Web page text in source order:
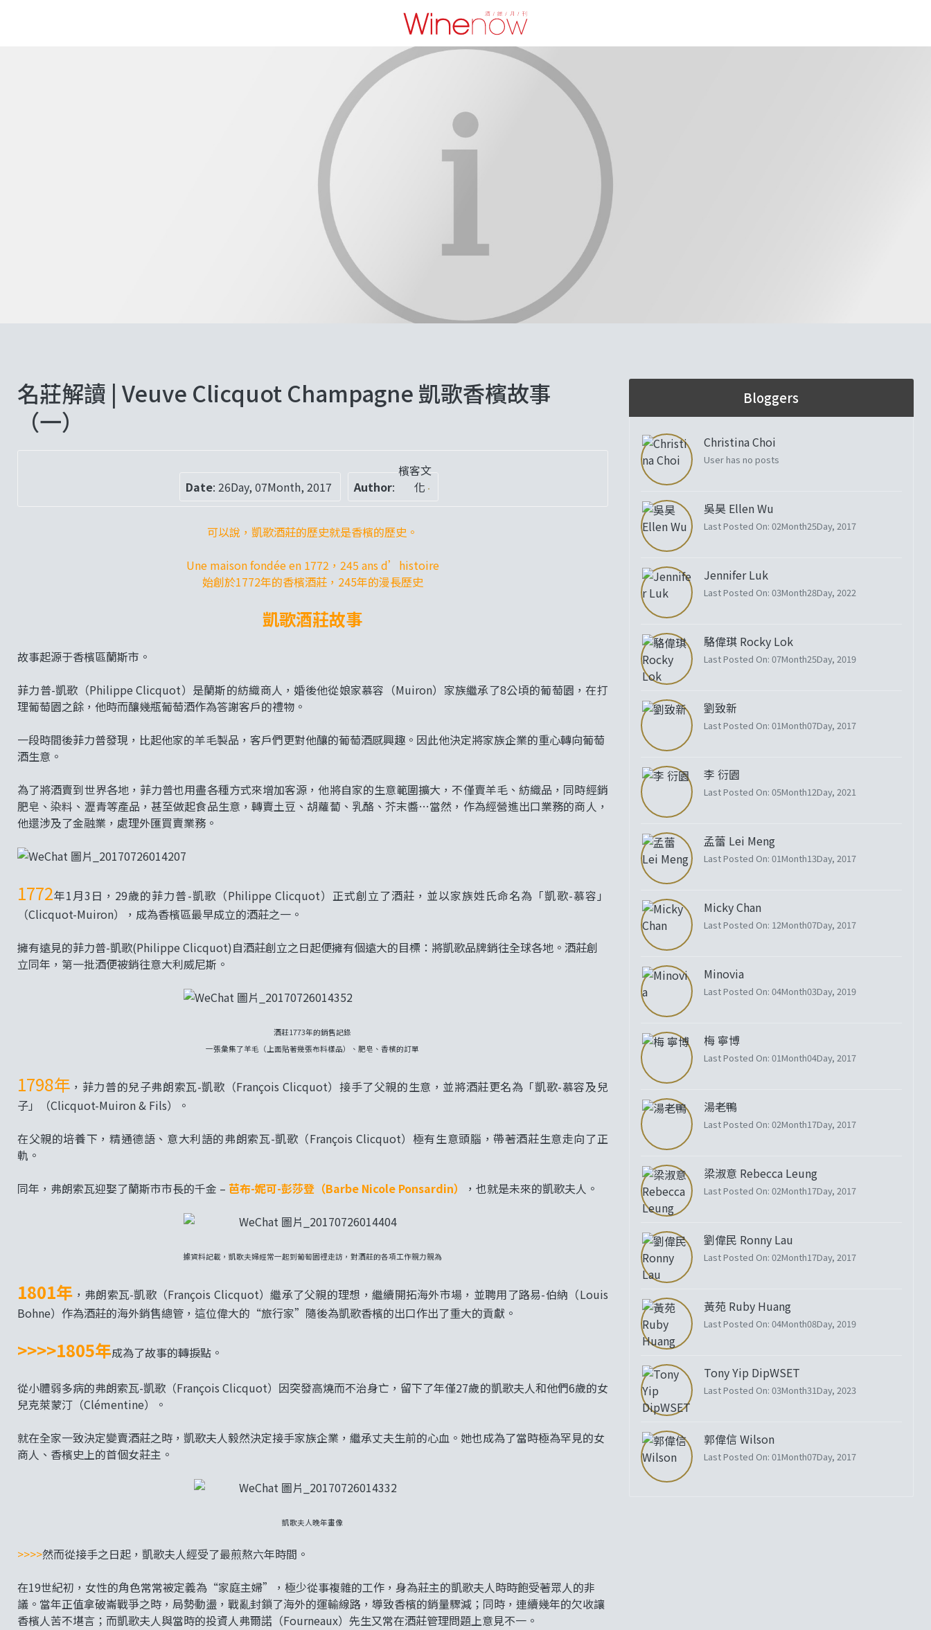
名莊解讀 | Veuve Clicquot Champagne 凱歌香檳故事
（一）
Date:26Day, 07Month, 2017 Author:
檳客文
化
可以說，凱歌酒莊的歷史就是香檳的歷史。
Une maison fondée en 1772，245 ans d’histoire
始創於1772年的香檳酒莊，245年的漫長歷史
凱歌酒莊故事
故事起源于香檳區蘭斯市。
菲力普-凱歌（Philippe Clicquot）是蘭斯的紡織商人，婚後他從娘家慕容（Muiron）家族繼承了8公頃的葡萄園，在打
理葡萄園之餘，他時而釀幾瓶葡萄酒作為答謝客戶的禮物。
一段時間後菲力普發現，比起他家的羊毛製品，客戶們更對他釀的葡萄酒感興趣。因此他決定將家族企業的重心轉向葡萄
酒生意。
為了將酒賣到世界各地，菲力普也用盡各種方式來增加客源，他將自家的生意範圍擴大，不僅賣羊毛、紡織品，同時經銷
肥皂、染料、瀝青等產品，甚至做起食品生意，轉賣土豆、胡蘿蔔、乳酪、芥末醬…當然，作為經營進出口業務的商人，
他還涉及了金融業，處理外匯買賣業務。
1772年1月3日，29歲的菲力普-凱歌（Philippe Clicquot）正式創立了酒莊，並以家族姓氏命名為「凱歌-慕容」
（Clicquot-Muiron），成為香檳區最早成立的酒莊之一。
擁有遠見的菲力普-凱歌(Philippe Clicquot)自酒莊創立之日起便擁有個遠大的目標：將凱歌品牌銷往全球各地。酒莊創
立同年，第一批酒便被銷往意大利威尼斯。
酒莊1773年的銷售記錄
一張彙集了羊毛（上面貼著幾張布料樣品）、肥皂、香檳的訂單
1798年 ，菲力普的兒子弗朗索瓦-凱歌（François Clicquot）接手了父親的生意，並將酒莊更名為「凱歌-慕容及兒
子」（Clicquot-Muiron & Fils）。
在父親的培養下，精通德語、意大利語的弗朗索瓦-凱歌（François Clicquot）極有生意頭腦，帶著酒莊生意走向了正
軌。
同年，弗朗索瓦迎娶了蘭斯市市長的千金 – 芭布-妮可-彭莎登（Barbe Nicole Ponsardin） ，也就是未來的凱歌夫人。
據資料記載，凱歌夫婦經常一起到葡萄園裡走訪，對酒莊的各項工作親力親為
1801年 ，弗朗索瓦-凱歌（François Clicquot）繼承了父親的理想，繼續開拓海外市場，並聘用了路易-伯納（Louis
Bohne）作為酒莊的海外銷售總管，這位偉大的“旅行家”隨後為凱歌香檳的出口作出了重大的貢獻。
>>>>1805年成為了故事的轉捩點。
從小體弱多病的弗朗索瓦-凱歌（François Clicquot）因突發高燒而不治身亡，留下了年僅27歲的凱歌夫人和他們6歲的女
兒克萊蒙汀（Clémentine）。
就在全家一致決定變賣酒莊之時，凱歌夫人毅然決定接手家族企業，繼承丈夫生前的心血。她也成為了當時極為罕見的女
商人、香檳史上的首個女莊主。
凱歌夫人晚年畫像
>>>>然而從接手之日起，凱歌夫人經受了最煎熬六年時間。
在19世紀初，女性的角色常常被定義為“家庭主婦”，極少從事複雜的工作，身為莊主的凱歌夫人時時飽受著眾人的非
議。當年正值拿破崙戰爭之時，局勢動盪，戰亂封鎖了海外的運輸線路，導致香檳的銷量驟減；同時，連續幾年的欠收讓
香檳人苦不堪言；而凱歌夫人與當時的投資人弗爾諾（Fourneaux）先生又常在酒莊管理問題上意見不一。
Bloggers
Christina Choi
User has no posts
吳昊 Ellen Wu
Last Posted On: 02Month25Day, 2017
Jennifer Luk
Last Posted On: 03Month28Day, 2022
駱偉琪 Rocky Lok
Last Posted On: 07Month25Day, 2019
劉致新
Last Posted On: 01Month07Day, 2017
李 衍園
Last Posted On: 05Month12Day, 2021
孟蕾 Lei Meng
Last Posted On: 01Month13Day, 2017
Micky Chan
Last Posted On: 12Month07Day, 2017
Minovia
Last Posted On: 04Month03Day, 2019
梅 寧博
Last Posted On: 01Month04Day, 2017
湯老鴨
Last Posted On: 02Month17Day, 2017
梁淑意 Rebecca Leung
Last Posted On: 02Month17Day, 2017
劉偉民 Ronny Lau
Last Posted On: 02Month17Day, 2017
黃苑 Ruby Huang
Last Posted On: 04Month08Day, 2019
Tony Yip DipWSET
Last Posted On: 03Month31Day, 2023
郭偉信 Wilson
Last Posted On: 01Month07Day, 2017